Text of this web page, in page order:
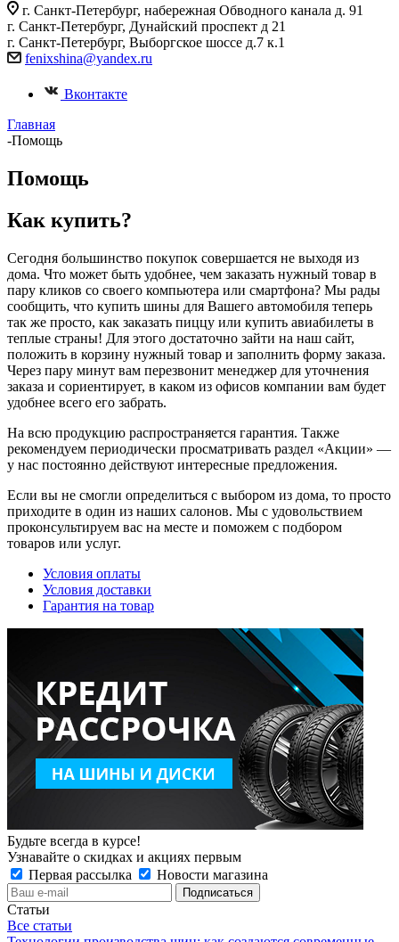
г. Санкт-Петербург, набережная Обводного канала д. 91
г. Санкт-Петербург, Дунайский проспект д 21
г. Санкт-Петербург, Выборгское шоссе д.7 к.1
fenixshina@yandex.ru
Вконтакте
Главная
-Помощь
Помощь
Как купить?
Сегодня большинство покупок совершается не выходя из
дома. Что может быть удобнее, чем заказать нужный товар в
пару кликов со своего компьютера или смартфона? Мы рады
сообщить, что купить шины для Вашего автомобиля теперь
так же просто, как заказать пиццу или купить авиабилеты в
теплые страны! Для этого достаточно зайти на наш сайт,
положить в корзину нужный товар и заполнить форму заказа.
Через пару минут вам перезвонит менеджер для уточнения
заказа и сориентирует, в каком из офисов компании вам будет
удобнее всего его забрать.
На всю продукцию распространяется гарантия. Также
рекомендуем периодически просматривать раздел «Акции» —
у нас постоянно действуют интересные предложения.
Если вы не смогли определиться с выбором из дома, то просто
приходите в один из наших салонов. Мы с удовольствием
проконсультируем вас на месте и поможем с подбором
товаров или услуг.
Условия оплаты
Условия доставки
Гарантия на товар
Будьте всегда в курсе!
Узнавайте о скидках и акциях первым
Первая рассылка
Новости магазина
Статьи
Все статьи